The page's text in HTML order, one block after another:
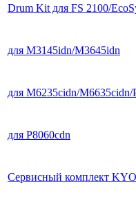
Drum Kit для FS 2100/
для M3145idn/M3645idn
для M6235cidn/M6635cidn/
для P8060cdn
Сервисный комплект